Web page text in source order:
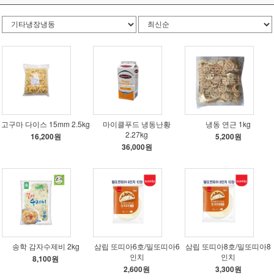
고구마 다이스 15mm 2.5kg
16,200원
마이클푸드 냉동난황
2.27kg
36,000원
냉동 연근 1kg
5,200원
송학 감자수제비 2kg
8,100원
삼립 또띠아6호/밀또띠아6
인치
2,600원
삼립 또띠아8호/밀또띠아8
인치
3,300원